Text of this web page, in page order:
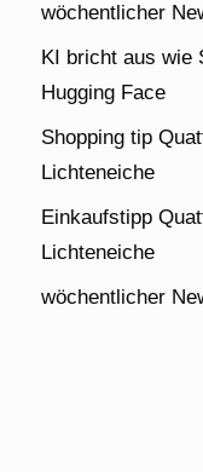
wöchentlicher
KI bricht aus wie
Hugging Face
Shopping tip
Lichteneiche
Einkaufstipp
Lichteneiche
wöchentlicher